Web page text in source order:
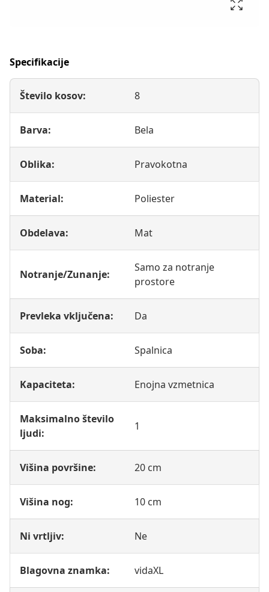
Specifikacije
Število kosov: 8
Barva: Bela
Oblika: Pravokotna
Material: Poliester
Obdelava: Mat
Notranje/Zunanje:
Samo za notranje
prostore
Prevleka vključena: Da
Soba: Spalnica
Kapaciteta: Enojna vzmetnica
Maksimalno število
ljudi:
1
Višina površine: 20 cm
Višina nog: 10 cm
Ni vrtljiv: Ne
Blagovna znamka: vidaXL